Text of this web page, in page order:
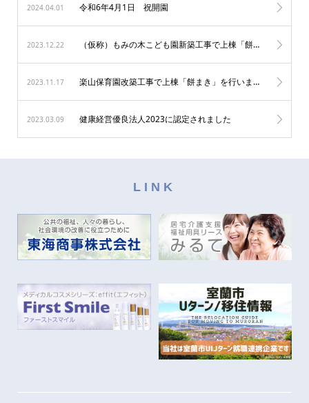
2024.04.01 令和6年4月1日 祝開園
2023.12.22 （仮称）もみの木こども園新築工事で上棟「餅まき」を行いました
2023.11.17 楽山保育園改築工事で上棟「餅まき」を行いました
2023.03.09 健康経営優良法人2023に認定されました
LINK